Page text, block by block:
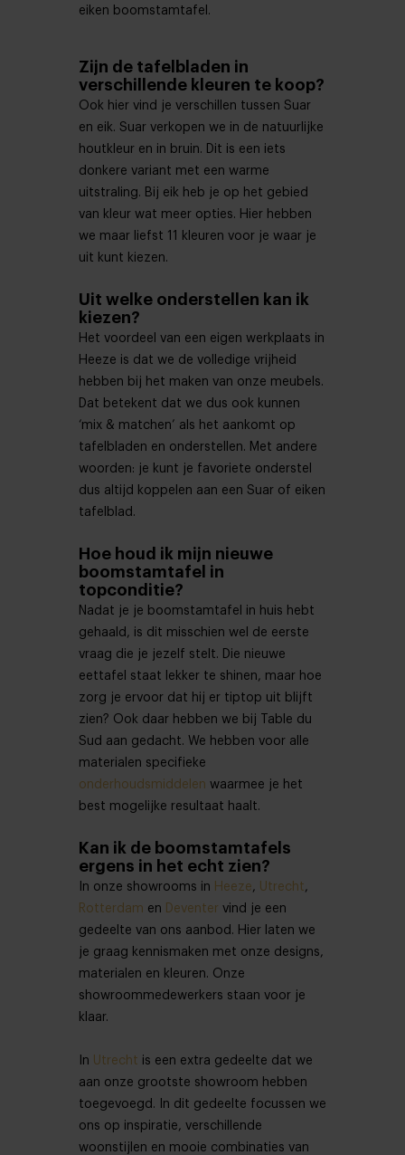
eiken boomstamtafel.
Zijn de tafelbladen in
verschillende kleuren te koop?
Ook hier vind je verschillen tussen Suar
en eik. Suar verkopen we in de natuurlijke
houtkleur en in bruin. Dit is een iets
donkere variant met een warme
uitstraling. Bij eik heb je op het gebied
van kleur wat meer opties. Hier hebben
we maar liefst 11 kleuren voor je waar je
uit kunt kiezen.
Uit welke onderstellen kan ik
kiezen?
Het voordeel van een eigen werkplaats in
Heeze is dat we de volledige vrijheid
hebben bij het maken van onze meubels.
Dat betekent dat we dus ook kunnen
‘mix & matchen’ als het aankomt op
tafelbladen en onderstellen. Met andere
woorden: je kunt je favoriete onderstel
dus altijd koppelen aan een Suar of eiken
tafelblad.
Hoe houd ik mijn nieuwe
boomstamtafel in
topconditie?
Nadat je je boomstamtafel in huis hebt
gehaald, is dit misschien wel de eerste
vraag die je jezelf stelt. Die nieuwe
eettafel staat lekker te shinen, maar hoe
zorg je ervoor dat hij er tiptop uit blijft
zien? Ook daar hebben we bij Table du
Sud aan gedacht. We hebben voor alle
materialen specifieke
onderhoudsmiddelen waarmee je het
best mogelijke resultaat haalt.
Kan ik de boomstamtafels
ergens in het echt zien?
In onze showrooms in Heeze, Utrecht,
Rotterdam en Deventer vind je een
gedeelte van ons aanbod. Hier laten we
je graag kennismaken met onze designs,
materialen en kleuren. Onze
showroommedewerkers staan voor je
klaar.
In Utrecht is een extra gedeelte dat we
aan onze grootste showroom hebben
toegevoegd. In dit gedeelte focussen we
ons op inspiratie, verschillende
woonstijlen en mooie combinaties van